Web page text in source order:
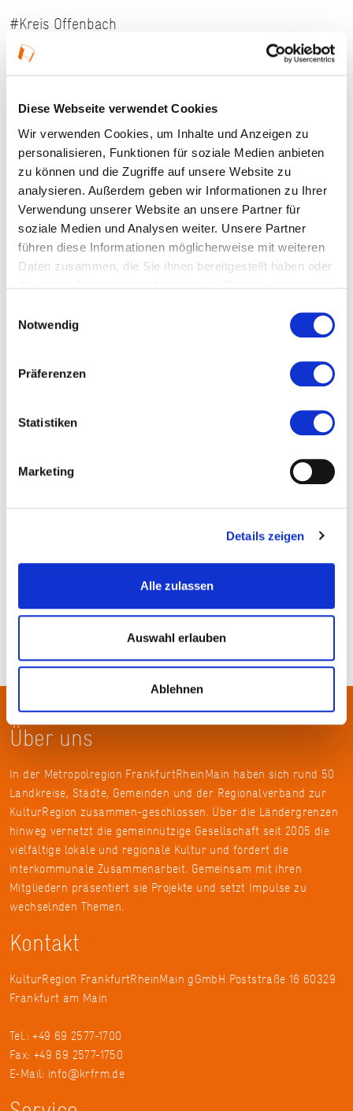
Diese Webseite verwendet Cookies
Wir verwenden Cookies, um Inhalte und Anzeigen zu
personalisieren, Funktionen für soziale Medien anbieten
zu können und die Zugriffe auf unsere Website zu
analysieren. Außerdem geben wir Informationen zu Ihrer
Verwendung unserer Website an unsere Partner für
soziale Medien und Analysen weiter. Unsere Partner
führen diese Informationen möglicherweise mit weiteren
Daten zusammen, die Sie ihnen bereitgestellt haben oder
Notwendig
Präferenzen
Statistiken
Marketing
Details zeigen
Alle zulassen
Auswahl erlauben
Ablehnen
#Kreis Offenbach
#Lokaler Routenführer Kreis Offenbach
Ort und Anfahrt
Paul-Ehrlich-Straße 51-59
63225 Langen (Hessen)
Paul-Ehrlich-Institut, Langen (Hessen), © Wikimedia, Nina CC BY-SA
Über uns
In der Metropolregion FrankfurtRheinMain haben sich rund 50
Landkreise, Städte, Gemeinden und der Regionalverband zur
KulturRegion zusammen-geschlossen. Über die Ländergrenzen
hinweg vernetzt die gemeinnützige Gesellschaft seit 2005 die
vielfältige lokale und regionale Kultur und fördert die
interkommunale Zusammenarbeit. Gemeinsam mit ihren
Mitgliedern präsentiert sie Projekte und setzt Impulse zu
wechselnden Themen.
Kontakt
KulturRegion FrankfurtRheinMain gGmbH Poststraße 16 60329
Frankfurt am Main
Tel.: +49 69 2577-1700
Fax: +49 69 2577-1750
E-Mail: info@krfrm.de